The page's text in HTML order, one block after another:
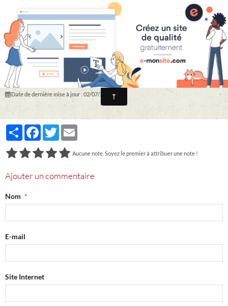
Le Système d'Immatriculation des Véhicules français depuis le 15 Avril 2009
AW à AZ-001 Photos
Date de dernière mise à jour : 02/07/2021
PartagerFacebook
Twitter
Aucune note. Soyez le premier à attribuer une note !
Ajouter un commentaire
Nom
E-mail
Site Internet